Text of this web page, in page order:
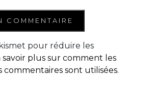
pour réduire les
savoir plus sur comment les
commentaires sont utilisées.